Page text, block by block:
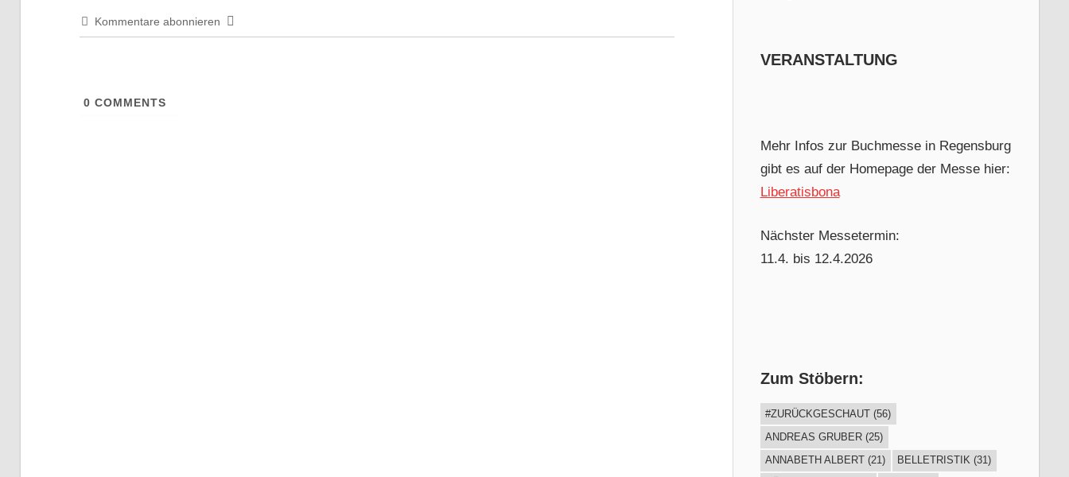
Kommentare abonnieren
0 COMMENTS
VERANSTALTUNG
Mehr Infos zur Buchmesse in Regensburg
gibt es auf der Homepage der Messe hier:
Liberatisbona
Nächster Messetermin:
11.4. bis 12.4.2026
Zum Stöbern:
#ZURÜCKGESCHAUT (56)
ANDREAS GRUBER (25)
ANNABETH ALBERT (21) BELLETRISTIK (31)